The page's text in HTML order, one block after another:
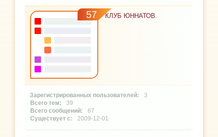
57 КЛУБ ЮННАТОВ.
3
39
67
2009-12-01